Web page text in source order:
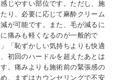
じやすい部位です。ただし、施
り、必要に応じて麻酔クリーム
が可能です。また、毛が減るに
痛みも軽くなるのが一般的で
「恥ずかしい気持ちよりも快適
初回のハードルを超えたあとは
。痛みよりも施術前の緊張感の
、まずはカウンセリングで不安